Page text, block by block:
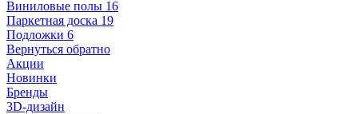
Виниловые полы 16
Паркетная доска 19
Подложки 6
Вернуться обратно
Акции
Новинки
Бренды
3D-дизайн